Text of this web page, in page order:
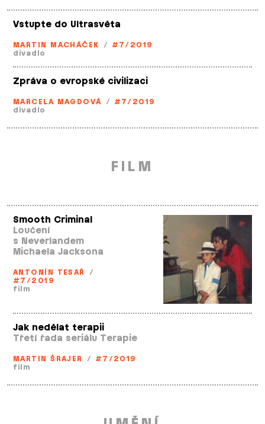
Vstupte do Ultrasvěta
MARTIN MACHÁČEK / #7/2019
divadlo
Zpráva o evropské civilizaci
MARCELA MAGDOVÁ / #7/2019
divadlo
FILM
Smooth Criminal
Loučení
s Neverlandem
Michaela Jacksona
ANTONÍN TESAŘ
/
#7/2019
film
Jak nedělat terapii
Třetí řada seriálu Terapie
MARTIN ŠRAJER / #7/2019
film